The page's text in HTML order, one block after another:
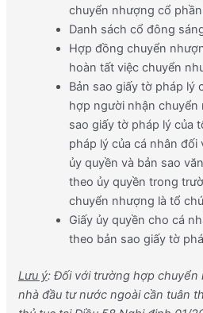
chuyển nhượng cổ
Danh sách cổ đông
Hợp đồng chuyển
hoàn tất việc chuyển
Bản sao giấy tờ pháp lý
hợp người nhận chuyển
sao giấy tờ pháp lý của
pháp lý của cá nhân
ủy quyền và bản sao
theo ủy quyền trong
chuyển nhượng là tổ
Giấy ủy quyền cho cá
theo bản sao giấy tờ
Lưu ý: Đối với trường hợp chuyển
nhà đầu tư nước ngoài cần tuân